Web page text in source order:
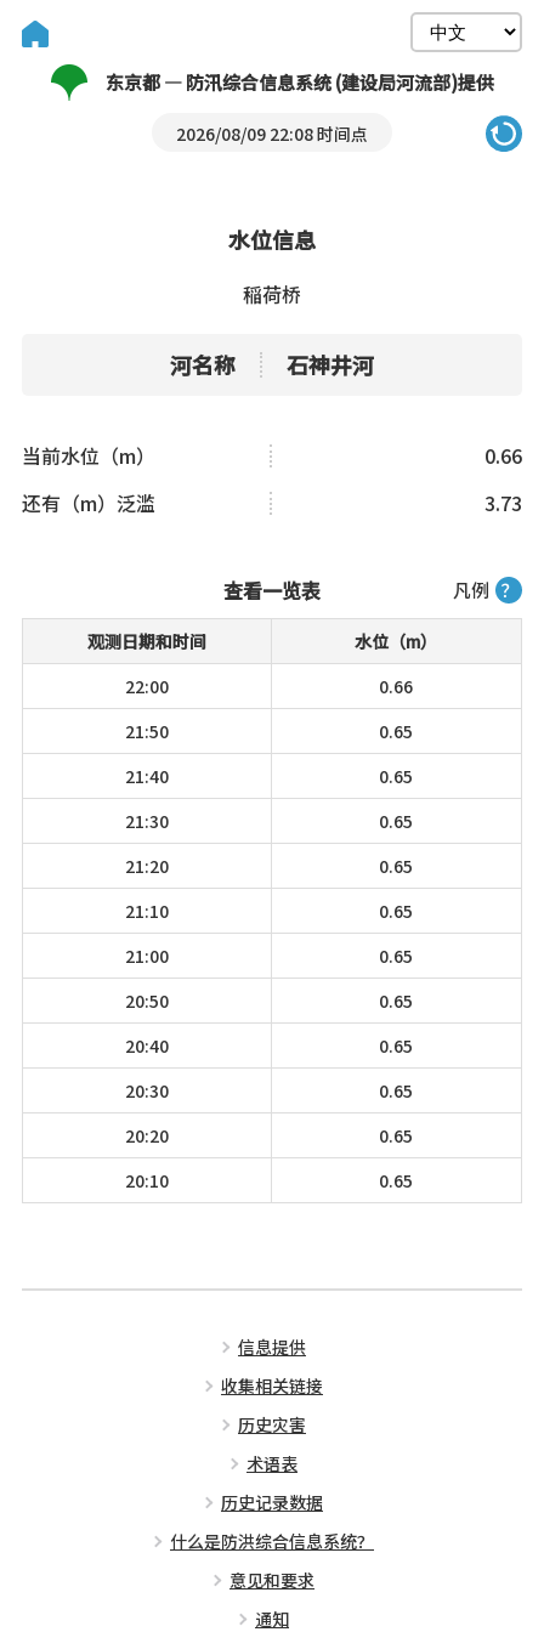
东京都 — 防汛综合信息系统 (建设局河流部)提供
2026/08/09 22:08 时间点
水位信息
稲荷桥
河名称 石神井河
当前水位（m）
0.66
还有（m）泛滥
3.73
凡例 ？
查看一览表
观测日期和时间
水位（m）
22:00
0.66
21:50
0.65
21:40
0.65
21:30
0.65
21:20
0.65
21:10
0.65
21:00
0.65
20:50
0.65
20:40
0.65
20:30
0.65
20:20
0.65
20:10
0.65
信息提供
收集相关链接
历史灾害
术语表
历史记录数据
什么是防洪综合信息系统？
意见和要求
通知